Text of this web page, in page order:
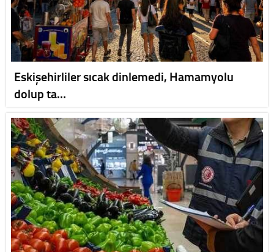
Eskişehirliler sıcak dinlemedi, Hamamyolu
dolup ta…